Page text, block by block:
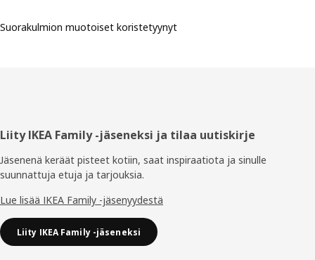
Suorakulmion muotoiset koristetyynyt
Alatunniste
Liity IKEA Family -jäseneksi ja tilaa uutiskirje
Jäsenenä keräät pisteet kotiin, saat inspiraatiota ja sinulle
suunnattuja etuja ja tarjouksia.​
Lue lisää IKEA Family -jäsenyydestä
Liity IKEA Family -jäseneksi